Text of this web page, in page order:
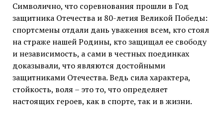
Символично, что соревнования прошли в Год
защитника Отечества и 80-летия Великой Победы:
спортсмены отдали дань уважения всем, кто стоял
на страже нашей Родины, кто защищал ее свободу
и независимость, а сами в честных поединках
доказывали, что являются достойными
защитниками Отечества. Ведь сила характера,
стойкость, воля – это то, что определяет
настоящих героев, как в спорте, так и в жизни.